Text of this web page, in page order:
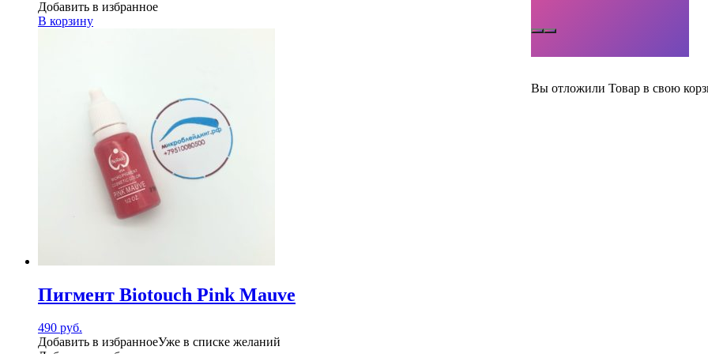
Вы отложили Товар в свою
Добавить в избранное
В корзину
Пигмент Biotouch Pink Mauve
490 руб.
Добавить в избранноеУже в списке желаний